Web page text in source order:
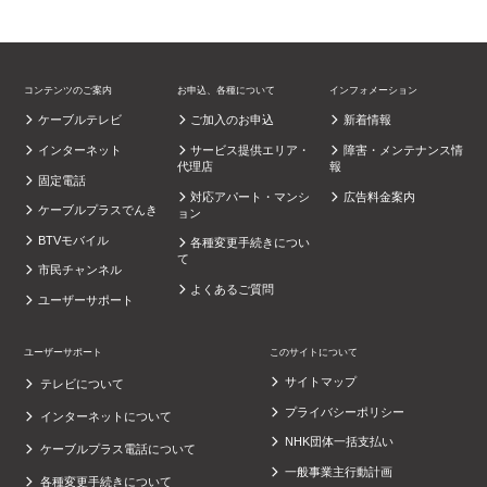
コンテンツのご案内
ケーブルテレビ
インターネット
固定電話
ケーブルプラスでんき
BTVモバイル
市民チャンネル
ユーザーサポート
お申込、各種について
ご加入のお申込
サービス提供エリア・
代理店
対応アパート・マンシ
ョン
各種変更手続きについ
て
よくあるご質問
インフォメーション
新着情報
障害・メンテナンス情
報
広告料金案内
ユーザーサポート
テレビについて
インターネットについて
ケーブルプラス電話について
各種変更手続きについて
このサイトについて
サイトマップ
プライバシーポリシー
NHK団体一括支払い
一般事業主行動計画